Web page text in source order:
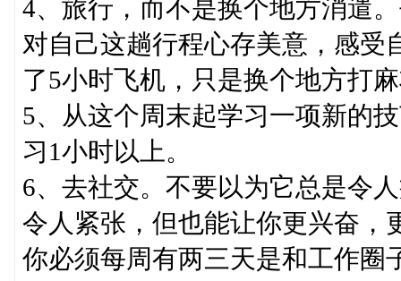
4、旅行，而不是换个地方消遣
对自己这趟行程心存美意，感受
了5小时飞机，只是换个地方打
5、从这个周末起学习一项新的
习1小时以上。
6、去社交。不要以为它总是令
令人紧张，但也能让你更兴奋，
你必须每周有两三天是和工作圈